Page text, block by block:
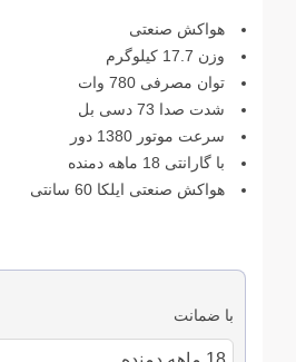
هواکش صنعتی
وزن 17.7 کیلوگرم
توان مصرفی 780 وات
شدت صدا 73 دسی بل
سرعت موتور 1380 دور
با گارانتی 18 ماهه دمنده
هواکش صنعتی ایلکا 60 سانتی
با ضمانت